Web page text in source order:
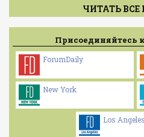
ЧИТАТЬ ВСЕ
Присоединяйтесь
ForumDaily
New York
Los Angeles